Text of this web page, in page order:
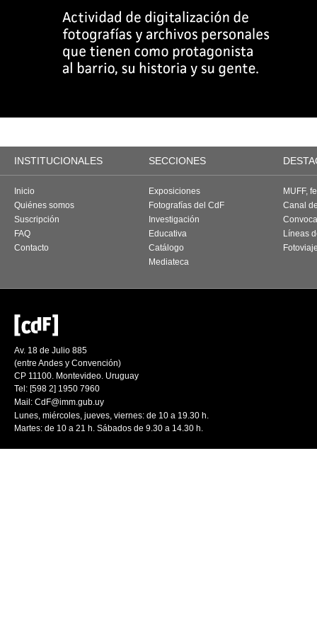
INSTITUCIONALES SECCIONES
Inicio
Quiénes somos
Suscripción
FAQ
Contacto
Exposiciones
Fotografías del CdF
Investigación
Educativa
Catálogo
Mediateca
MUFF,
Canal
Líneas
Av. 18 de Julio 885
(entre Andes y Convención)
CP 11100. Montevideo. Uruguay
Tel: [598 2] 1950 7960
Mail: CdF@imm.gub.uy
Lunes, miércoles, jueves, viernes: de 10 a 19.30 h.
Martes: de 10 a 21 h. Sábados de 9.30 a 14.30 h.